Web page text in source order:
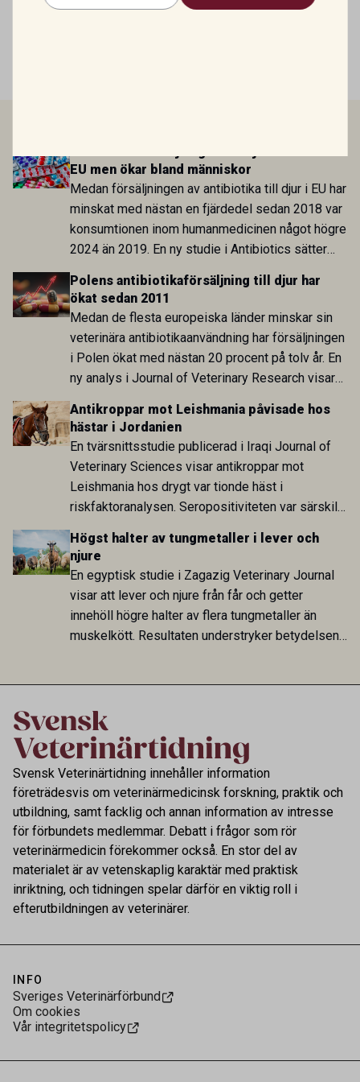
EU men ökar bland människor
Medan försäljningen av antibiotika till djur i EU har
minskat med nästan en fjärdedel sedan 2018 var
konsumtionen inom humanmedicinen något högre
2024 än 2019. En ny studie i Antibiotics sätter
utvecklingen inom de båda sektorerna sida vid
sida och pekar på en obalans i EU:s One Health-
arbete.
Polens antibiotikaförsäljning till djur har
ökat sedan 2011
Medan de flesta europeiska länder minskar sin
veterinära antibiotikaanvändning har försäljningen
i Polen ökat med nästan 20 procent på tolv år. En
ny analys i Journal of Veterinary Research visar
att skillnaden mot lågförbrukarländer som
Sverige är fortsatt stor.
Antikroppar mot Leishmania påvisade hos
hästar i Jordanien
En tvärsnittsstudie publicerad i Iraqi Journal of
Veterinary Sciences visar antikroppar mot
Leishmania hos drygt var tionde häst i
riskfaktoranalysen. Seropositiviteten var särskilt
hög i Zarqa och statistiskt kopplad till bland
annat stallhållning. Resultaten visar att hästarna
har exponerats för parasiten – men inte att de
fungerar som reservoarer eller bidrar till
smittspridning.
Högst halter av tungmetaller i lever och
njure
En egyptisk studie i Zagazig Veterinary Journal
visar att lever och njure från får och getter
innehöll högre halter av flera tungmetaller än
muskelkött. Resultaten understryker betydelsen
Svensk Veterinärtidning innehåller information
företrädesvis om veterinärmedicinsk forskning, praktik och
utbildning, samt facklig och annan information av intresse
för förbundets medlemmar. Debatt i frågor som rör
veterinärmedicin förekommer också. En stor del av
materialet är av vetenskaplig karaktär med praktisk
inriktning, och tidningen spelar därför en viktig roll i
efterutbildningen av veterinärer.
INFO
Sveriges Veterinärförbund
Om cookies
Vår integritetspolicy